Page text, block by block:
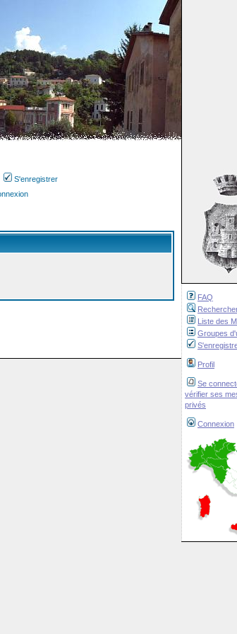
FAQ
Liste des
Groupes
Profil
Se
vérifier ses
privés
Connexion
S'enregistrer